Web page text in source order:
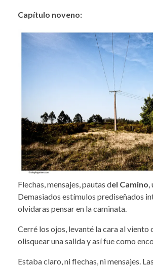
Capítulo noveno:
Flechas, mensajes, pautas del Camino,
Demasiados estímulos prediseñados
olvidaras pensar en la caminata.
Cerré los ojos, levanté la cara al viento
olisquear una salida y así fue como
Estaba claro, ni flechas, ni mensajes.